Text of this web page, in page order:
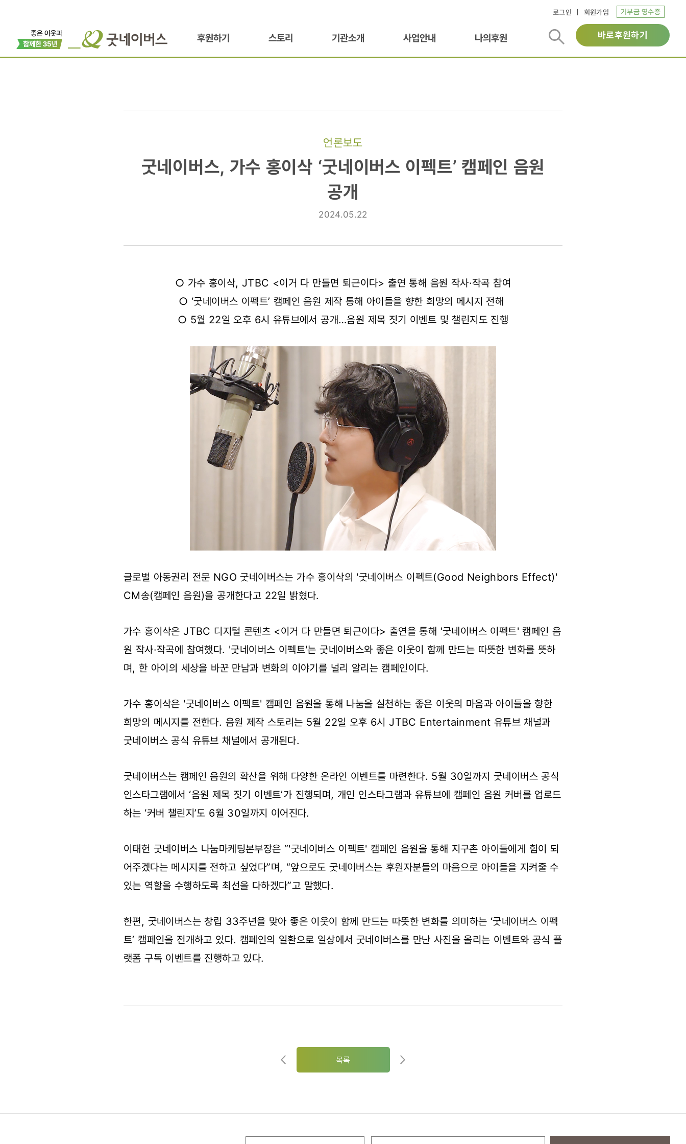
로그인 회원가입 기부금 영수증
후원하기 스토리 기관소개 사업안내 나의후원 바로후원하기
언론보도
굿네이버스,
‘굿네이버스
캠페인
굿네이버스, 가수 홍이삭 ‘굿네이버스 이펙트’ 캠페인 음원
공개
2024.05.22
○ 가수 홍이삭, JTBC <이거 다 만들면 퇴근이다> 출연 통해 음원 작사·작곡 참여
○ ‘굿네이버스 이펙트’ 캠페인 음원 제작 통해 아이들을 향한 희망의 메시지 전해
○ 5월 22일 오후 6시 유튜브에서 공개…음원 제목 짓기 이벤트 및 챌린지도 진행
글로벌 아동권리 전문 NGO 굿네이버스는 가수 홍이삭의 '굿네이버스 이펙트(Good Neighbors Effect)'
CM송(캠페인 음원)을 공개한다고 22일 밝혔다.
가수 홍이삭은 JTBC 디지털 콘텐츠 <이거 다 만들면 퇴근이다> 출연을 통해 '굿네이버스 이펙트' 캠페인 음
원 작사·작곡에 참여했다. '굿네이버스 이펙트'는 굿네이버스와 좋은 이웃이 함께 만드는 따뜻한 변화를 뜻하
며, 한 아이의 세상을 바꾼 만남과 변화의 이야기를 널리 알리는 캠페인이다.
가수 홍이삭은 '굿네이버스 이펙트' 캠페인 음원을 통해 나눔을 실천하는 좋은 이웃의 마음과 아이들을 향한
희망의 메시지를 전한다. 음원 제작 스토리는 5월 22일 오후 6시 JTBC Entertainment 유튜브 채널과
굿네이버스 공식 유튜브 채널에서 공개된다.
굿네이버스는 캠페인 음원의 확산을 위해 다양한 온라인 이벤트를 마련한다. 5월 30일까지 굿네이버스 공식
인스타그램에서 ‘음원 제목 짓기 이벤트’가 진행되며, 개인 인스타그램과 유튜브에 캠페인 음원 커버를 업로드
하는 ‘커버 챌린지’도 6월 30일까지 이어진다.
이태헌 굿네이버스 나눔마케팅본부장은 “'굿네이버스 이펙트' 캠페인 음원을 통해 지구촌 아이들에게 힘이 되
어주겠다는 메시지를 전하고 싶었다”며, “앞으로도 굿네이버스는 후원자분들의 마음으로 아이들을 지켜줄 수
있는 역할을 수행하도록 최선을 다하겠다”고 말했다.
한편, 굿네이버스는 창립 33주년을 맞아 좋은 이웃이 함께 만드는 따뜻한 변화를 의미하는 ‘굿네이버스 이펙
트’ 캠페인을 전개하고 있다. 캠페인의 일환으로 일상에서 굿네이버스를 만난 사진을 올리는 이벤트와 공식 플
랫폼 구독 이벤트를 진행하고 있다.
목록